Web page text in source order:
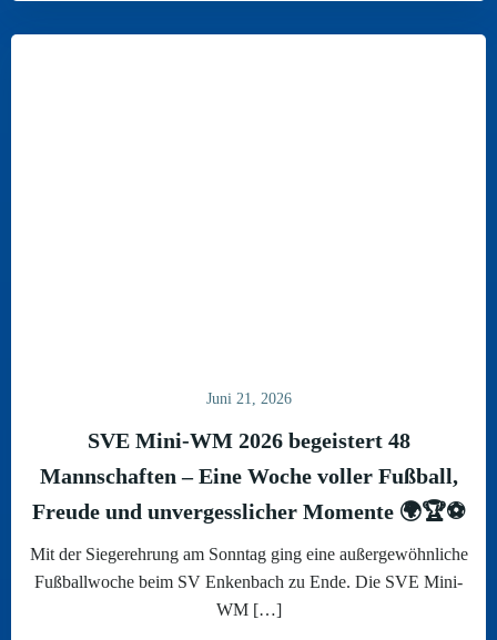
Juni 21, 2026
SVE Mini-WM 2026 begeistert 48
Mannschaften – Eine Woche voller Fußball,
Freude und unvergesslicher Momente 🌍🏆⚽
Mit der Siegerehrung am Sonntag ging eine außergewöhnliche
Fußballwoche beim SV Enkenbach zu Ende. Die SVE Mini-
WM […]